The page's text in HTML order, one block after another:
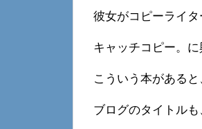
彼女がコピーライタ
キャッチコピー。
こういう本がある
ブログのタイトル